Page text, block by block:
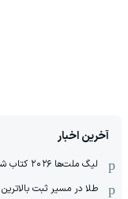
آخرین اخبار
لیگ ملت‌ها ٢٠٢۶ کتاب شد! (عکس)
طلا در مسیر ثبت